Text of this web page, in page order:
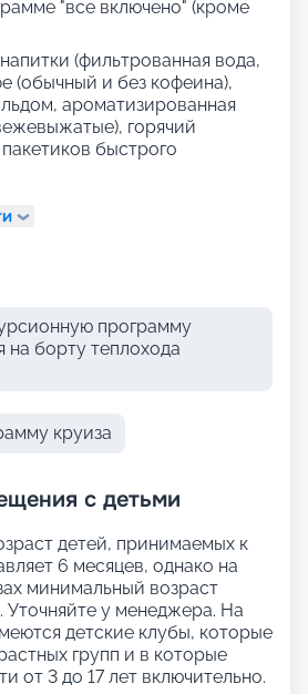
"все включено" (кроме
(фильтрованная вода,
(обычный и без кофеина),
ароматизированная
горячий
быстрого
программу
на борту теплохода
круиза
с детьми
детей, принимаемых к
6 месяцев, однако на
минимальный возраст
Уточняйте у менеджера. На
детские клубы, которые
групп и в которые
от 3 до 17 лет включительно.